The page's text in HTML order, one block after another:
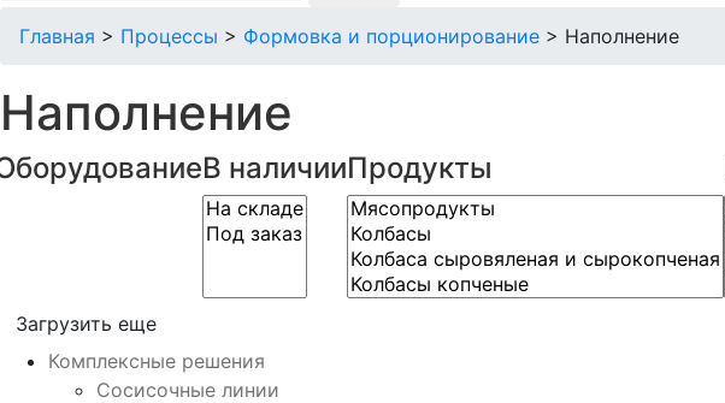
Главная > Процессы > Формовка и порционирование > Наполнение
Наполнение
В наличииПродукты
Загрузить еще
Комплексные решения
Сосисочные линии